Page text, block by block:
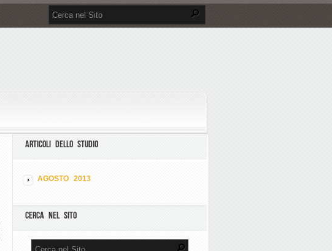
ARTICOLI DELLO STUDIO
AGOSTO 2013
CERCA NEL SITO